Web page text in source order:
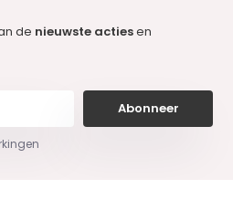
de nieuwste actiesen
Abonneer